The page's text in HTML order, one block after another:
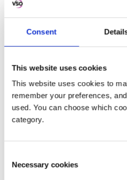
Consent
This website uses cookies
This website uses cookies to
remember your preferences,
used. You can choose which
category.
Selection
Necessary cookies
“We organiseren
rechten. We moedigen hen
anderen ze makkelijk van je
Dit moet beter
Timothy pleit voor structurele